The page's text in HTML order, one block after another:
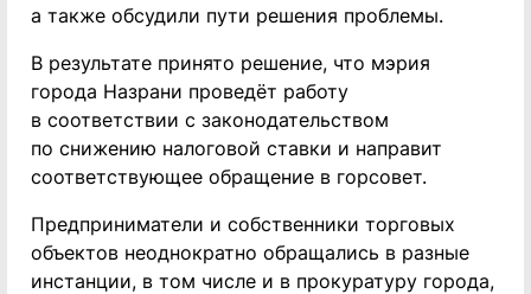
а также обсудили пути решения проблемы.
В результате принято решение, что мэрия
города Назрани проведёт работу
в соответствии с законодательством
по снижению налоговой ставки и направит
соответствующее обращение в горсовет.
Предприниматели и собственники торговых
объектов неоднократно обращались в разные
инстанции, в том числе и в прокуратуру города,